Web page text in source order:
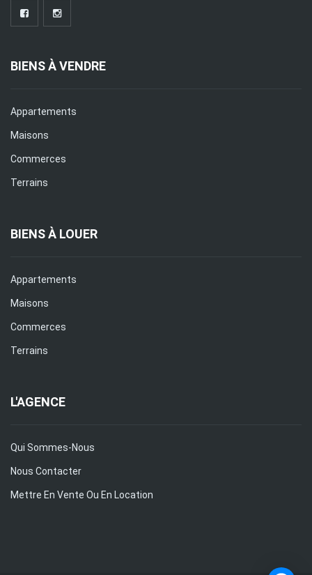
BIENS À VENDRE
Appartements
Maisons
Commerces
Terrains
BIENS À LOUER
Appartements
Maisons
Commerces
Terrains
L'AGENCE
Qui Sommes-Nous
Nous Contacter
Mettre En Vente Ou En Location